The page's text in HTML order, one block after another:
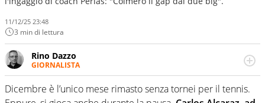
11/12/25 23:48
3 min di lettura
Rino Dazzo
GIORNALISTA
Se mai ci fosse modo di traslare il glossario del calcio in
una nicchia di esperti, lui ne farebbe parte. Non si perde
una svista arbitrale né gli umori social del mondo delle
Dicembre è l’unico mese rimasto senza tornei per il tennis.